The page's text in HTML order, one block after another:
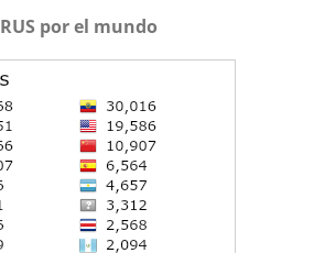
RUS por el mundo